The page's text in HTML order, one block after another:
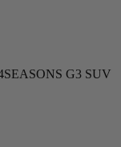
G3 SUV